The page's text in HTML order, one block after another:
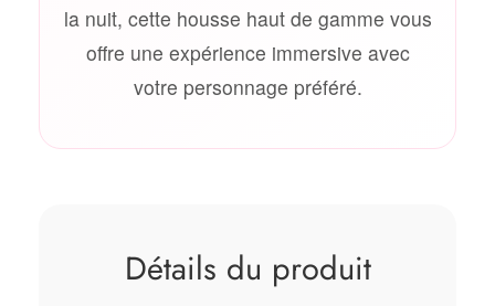
la nuit, cette housse haut de gamme vous
offre une expérience immersive avec
votre personnage préféré.
Détails du produit